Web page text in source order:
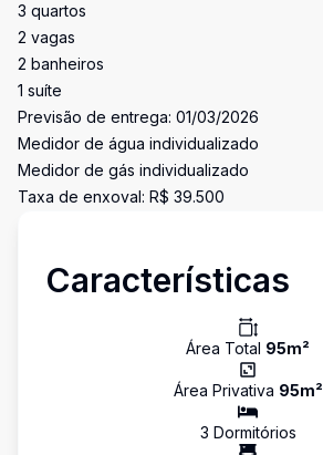
3 quartos
2 vagas
2 banheiros
1 suíte
Previsão de entrega: 01/03/2026
Medidor de água individualizado
Medidor de gás individualizado
Taxa de enxoval: R$ 39.500
Características
Área Total 95m²
Área Privativa 95m²
3 Dormitórios